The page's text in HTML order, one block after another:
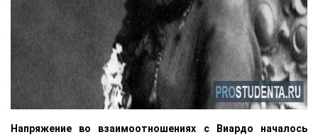
Напряжение во взаимоотношениях с Виардо началось